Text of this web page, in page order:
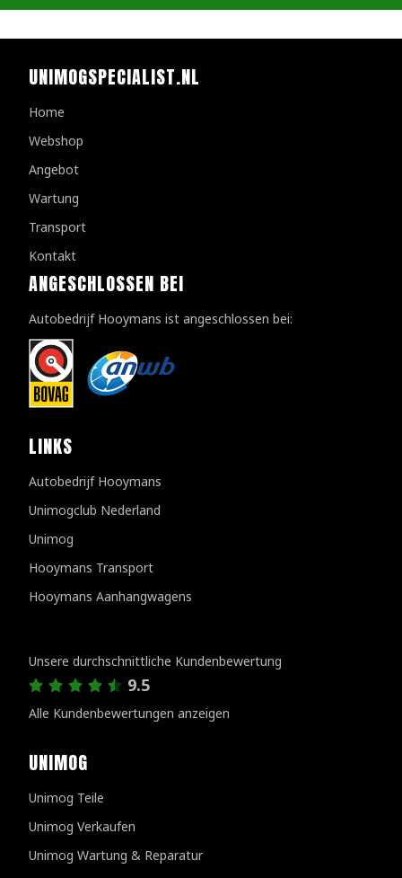
UNIMOGSPECIALIST.NL
Home
Webshop
Angebot
Wartung
Transport
Kontakt
ANGESCHLOSSEN BEI
Autobedrijf Hooymans ist angeschlossen bei:
LINKS
Autobedrijf Hooymans
Unimogclub Nederland
Unimog
Hooymans Transport
Hooymans Aanhangwagens
Unsere durchschnittliche Kundenbewertung
9.5
Alle Kundenbewertungen anzeigen
UNIMOG
Unimog Teile
Unimog Verkaufen
Unimog Wartung & Reparatur